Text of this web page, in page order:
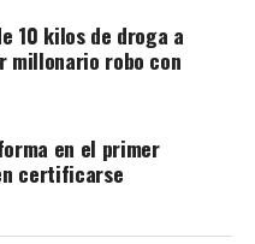
10 kilos de droga a
millonario robo con
en el primer
certificarse